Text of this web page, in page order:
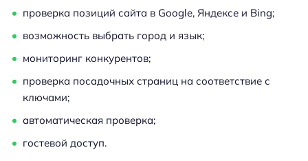
проверка позиций сайта в Google, Яндексе и Bing;
возможность выбрать город и язык;
мониторинг конкурентов;
проверка посадочных страниц на соответствие с
ключами;
автоматическая проверка;
гостевой доступ.